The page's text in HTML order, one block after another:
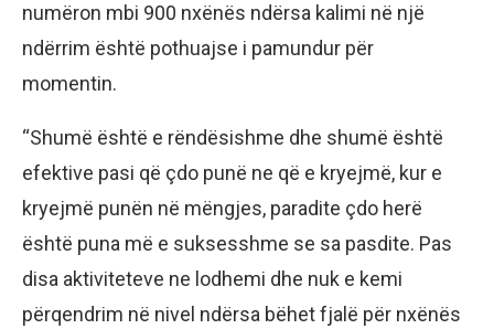
numëron mbi 900 nxënës ndërsa kalimi në një
ndërrim është pothuajse i pamundur për
momentin.
“Shumë është e rëndësishme dhe shumë është
efektive pasi që çdo punë ne që e kryejmë, kur e
kryejmë punën në mëngjes, paradite çdo herë
është puna më e suksesshme se sa pasdite. Pas
disa aktiviteteve ne lodhemi dhe nuk e kemi
përqendrim në nivel ndërsa bëhet fjalë për nxënës